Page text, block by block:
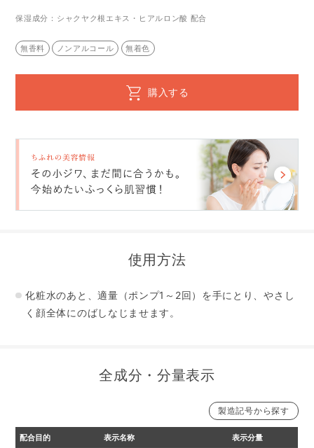
保湿成分：シャクヤク根エキス・ヒアルロン酸 配合
無香料 ノンアルコール 無着色
購入する
使用方法
化粧水のあと、適量（ポンプ1～2回）を手にとり、やさし
く顔全体にのばしなじませます。
全成分・分量表示
製造記号から探す
【本品】 【詰替用】製造記号22121の一部より変更
配合目的 表示名称 表示分量